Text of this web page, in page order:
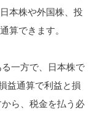
本株や外国株、投
算できます。
一方で、日本株で
益通算で利益と損
ら、税金を払う必